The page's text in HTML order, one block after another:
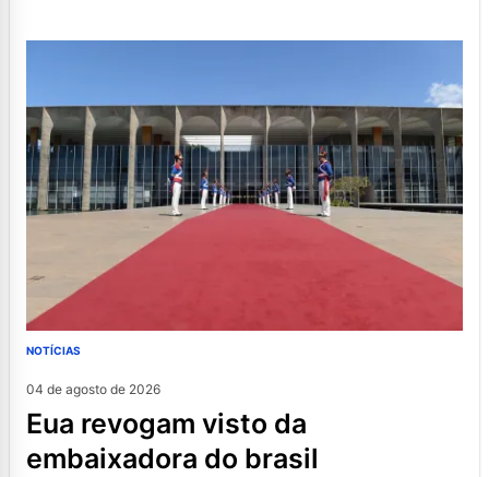
NOTÍCIAS
04 de agosto de 2026
eua revogam visto da
embaixadora do brasil